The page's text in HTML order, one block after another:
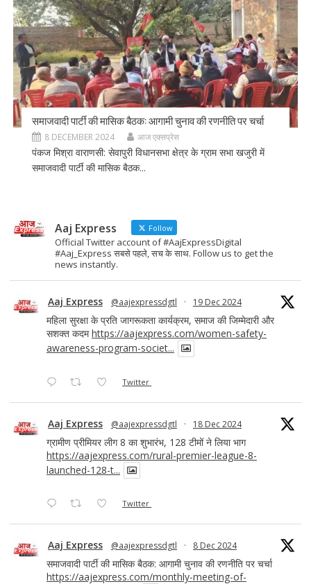
समाजवादी पार्टी की मासिक बैठक: आगामी चुनाव की रणनीति पर चर्चा
8 DECEMBER 2024 आज एक्सप्रेस
पंकज मिश्रा वाराणसी: सेवापुरी विधानसभा क्षेत्र के ग्राम सभा खजुरी में
समाजवादी पार्टी की मासिक बैठक...
Aaj Express Follow
Official Twitter account of #AajExpressDigital
#Aaj_Express सबसे पहले, सच के साथ. Follow us to get the
news instantly.
Aaj Express @aajexpressdgtl · 19 Dec 2024
महिला सुरक्षा के प्रति जागरूकता कार्यक्रम, समाज की जिम्मेदारी और
सशक्त कदमhttps://aajexpress.com/women-safety-
awareness-program-societ...
Twitter
Aaj Express @aajexpressdgtl · 18 Dec 2024
ग्रामीण प्रीमियर लीग 8 का शुभारंभ, 128 टीमों ने लिया भाग
https://aajexpress.com/rural-premier-league-8-
launched-128-t...
Twitter
Aaj Express @aajexpressdgtl · 8 Dec 2024
समाजवादी पार्टी की मासिक बैठक: आगामी चुनाव की रणनीति पर चर्चा
https://aajexpress.com/monthly-meeting-of-